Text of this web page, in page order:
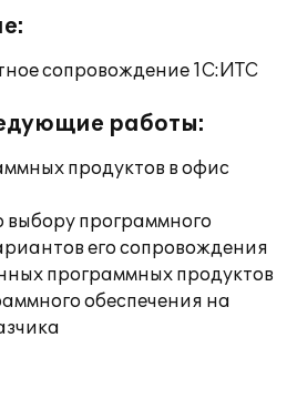
сопровождение 1С:ИТС
работы:
продуктов в офис
выбору программного
его сопровождения
программных продуктов
обеспечения на